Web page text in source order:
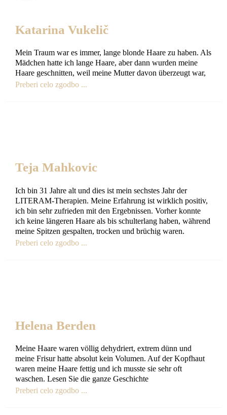
Katarina Vukelič
Mein Traum war es immer, lange blonde Haare zu haben. Als
Mädchen hatte ich lange Haare, aber dann wurden meine
Haare geschnitten, weil meine Mutter davon überzeugt war,
Preberi celo zgodbo ...
Teja Mahkovic
Ich bin 31 Jahre alt und dies ist mein sechstes Jahr der
LITERAM-Therapien. Meine Erfahrung ist wirklich positiv,
ich bin sehr zufrieden mit den Ergebnissen. Vorher konnte
ich keine längeren Haare als bis schulterlang haben, während
meine Spitzen gespalten, trocken und brüchig waren.
Preberi celo zgodbo ...
Helena Berden
Meine Haare waren völlig dehydriert, extrem dünn und
meine Frisur hatte absolut kein Volumen. Auf der Kopfhaut
waren meine Haare fettig und ich musste sie sehr oft
waschen. Lesen Sie die ganze Geschichte
Preberi celo zgodbo ...